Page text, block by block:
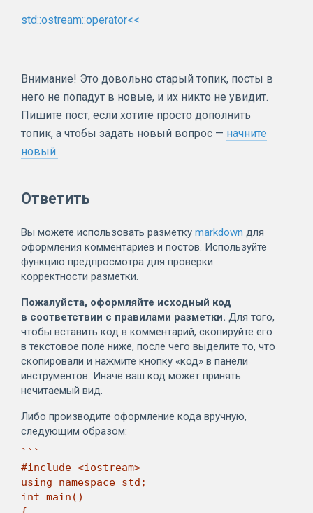
std::ostream::operator<<
Внимание! Это довольно старый топик, посты в
него не попадут в новые, и их никто не увидит.
Пишите пост, если хотите просто дополнить
топик, а чтобы задать новый вопрос — начните
новый.
Ответить
Вы можете использовать разметку markdown для
оформления комментариев и постов. Используйте
функцию предпросмотра для проверки
корректности разметки.
Пожалуйста, оформляйте исходный код
в соответствии с правилами разметки. Для того,
чтобы вставить код в комментарий, скопируйте его
в текстовое поле ниже, после чего выделите то, что
скопировали и нажмите кнопку «код» в панели
инструментов. Иначе ваш код может принять
нечитаемый вид.
Либо производите оформление кода вручную,
следующим образом:
```
#include <iostream>
using namespace std;
int main()